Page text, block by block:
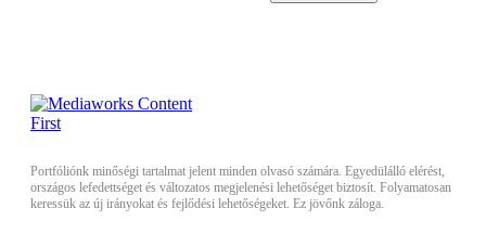
Portfóliónk minőségi tartalmat jelent minden olvasó számára. Egyedülálló elérést,
országos lefedettséget és változatos megjelenési lehetőséget biztosít. Folyamatosan
keressük az új irányokat és fejlődési lehetőségeket. Ez jövőnk záloga.